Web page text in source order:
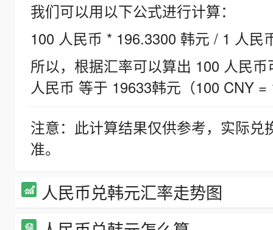
我们可以用以下公式进行计算：
100 人民币 * 196.3300 韩元 / 1 人民
所以，根据汇率可以算出 100 人民
人民币 等于 19633韩元（100 CNY =
注意：此计算结果仅供参考，实际
准。
人民币兑韩元汇率走势图